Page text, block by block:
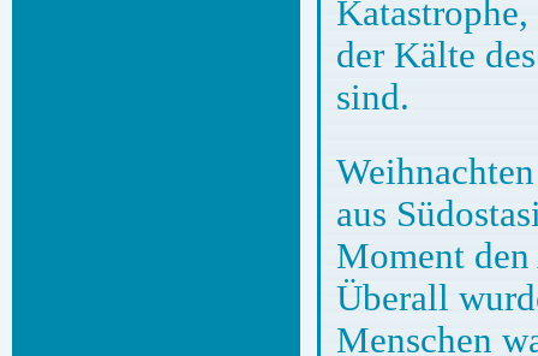
der Kälte
sind.
aus
Moment den
Überall
Menschen